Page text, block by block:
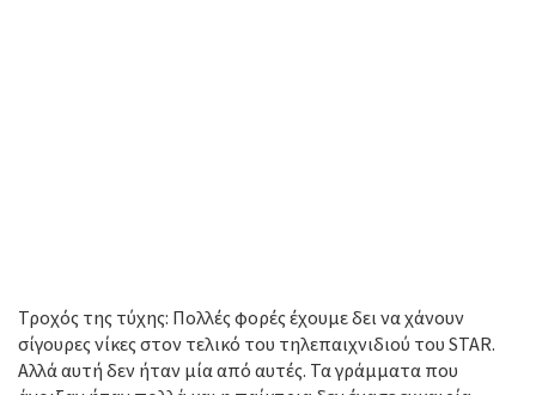
Τροχός της τύχης: Πολλές φορές έχουμε δει να χάνουν
σίγουρες νίκες στον τελικό του τηλεπαιχνιδιού του STAR.
Αλλά αυτή δεν ήταν μία από αυτές. Τα γράμματα που